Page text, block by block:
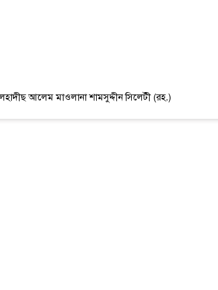
আলেম মাওলানা শামসুদ্দীন সিলেটী (রহ.)